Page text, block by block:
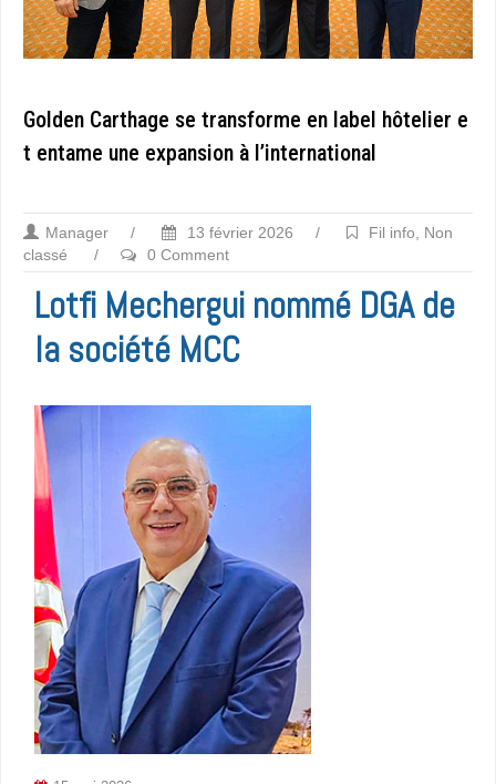
Golden Carthage se transforme en label hôtelier e
t entame une expansion à l’international
Manager / 13 février 2026 / Fil info, Non
classé
/ 0 Comment
Lotfi Mechergui nommé DGA de
la société MCC